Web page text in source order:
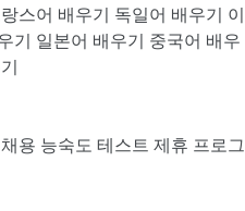
스어 배우기 독일어 배우기 이
기 일본어 배우기 중국어 배우
채용 능숙도 테스트 제휴 프로그